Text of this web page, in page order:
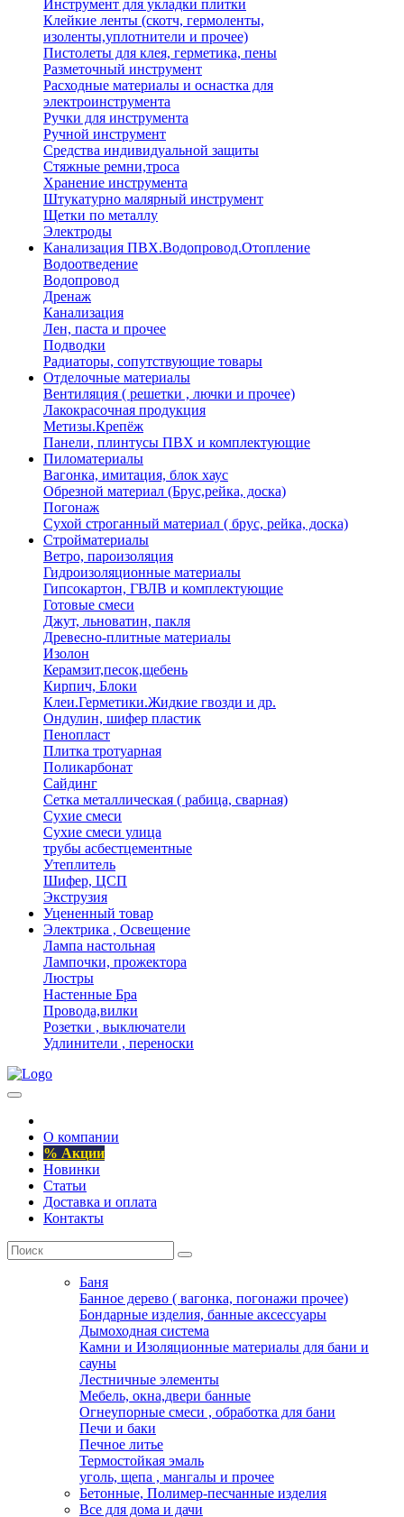
Инструмент для укладки плитки
Клейкие ленты (скотч, гермоленты,
изоленты,уплотнители и прочее)
Пистолеты для клея, герметика, пены
Разметочный инструмент
Расходные материалы и оснастка для
электроинструмента
Ручки для инструмента
Ручной инструмент
Средства индивидуальной защиты
Стяжные ремни,троса
Хранение инструмента
Штукатурно малярный инструмент
Щетки по металлу
Электроды
Канализация ПВХ.Водопровод.Отопление
Водоотведение
Водопровод
Дренаж
Канализация
Лен, паста и прочее
Подводки
Радиаторы, сопутствующие товары
Отделочные материалы
Вентиляция ( решетки , лючки и прочее)
Лакокрасочная продукция
Метизы.Крепёж
Панели, плинтусы ПВХ и комплектующие
Пиломатериалы
Вагонка, имитация, блок хаус
Обрезной материал (Брус,рейка, доска)
Погонаж
Сухой строганный материал ( брус, рейка, доска)
Стройматериалы
Ветро, пароизоляция
Гидроизоляционные материалы
Гипсокартон, ГВЛВ и комплектующие
Готовые смеси
Джут, льноватин, пакля
Древесно-плитные материалы
Изолон
Керамзит,песок,щебень
Кирпич, Блоки
Клеи.Герметики.Жидкие гвозди и др.
Ондулин, шифер пластик
Пенопласт
Плитка тротуарная
Поликарбонат
Сайдинг
Сетка металлическая ( рабица, сварная)
Сухие смеси
Сухие смеси улица
трубы асбестцементные
Утеплитель
Шифер, ЦСП
Экструзия
Уцененный товар
Электрика , Освещение
Лампа настольная
Лампочки, прожектора
Люстры
Настенные Бра
Провода,вилки
Розетки , выключатели
Удлинители , переноски
О компании
% Акции
Новинки
Статьи
Доставка и оплата
Контакты
Баня
Банное дерево ( вагонка, погонажи прочее)
Бондарные изделия, банные аксессуары
Дымоходная система
Камни и Изоляционные материалы для бани и
сауны
Лестничные элементы
Мебель, окна,двери банные
Огнеупорные смеси , обработка для бани
Печи и баки
Печное литье
Термостойкая эмаль
уголь, щепа , мангалы и прочее
Бетонные, Полимер-песчанные изделия
Все для дома и дачи